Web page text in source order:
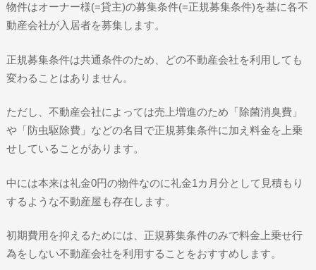
物件はオーナー様(=貸主)の募集条件(=正規募集条件)を基に各不
動産会社が入居者を募集します。
正規募集条件は共通条件のため、どの不動産会社を利用しても
変わることはありません。
ただし、不動産会社によっては売上増進のため「除菌消臭費」
や「防虫駆除費」などの名目で正規募集条件に加え料金を上乗
せしていることがあります。
中には本来は礼金0円の物件なのに礼金1カ月分として見積もり
するような不動産屋も存在します。
初期費用を抑えるためには、正規募集条件のみで料金上乗せ行
為をしない不動産会社を利用することをおすすめします。